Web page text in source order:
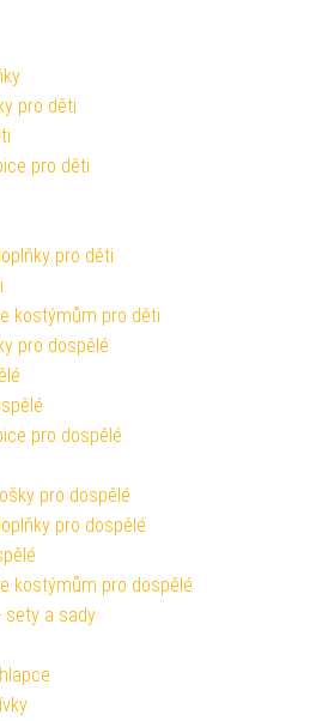
pro děti
pro děti
pro děti
kostýmům pro děti
pro dospělé
pro dospělé
pro dospělé
pro dospělé
kostýmům pro dospělé
sety a sady